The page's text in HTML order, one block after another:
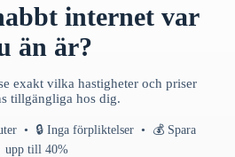
internet var
än är?
exakt vilka hastigheter och priser
tillgängliga hos dig.
• 🔒 Inga förpliktelser • 💰 Spara
upp till 40%